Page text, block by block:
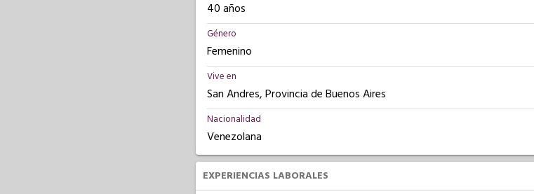
40 años
Género
Femenino
Vive en
San Andres, Provincia de Buenos Aires
Nacionalidad
Venezolana
EXPERIENCIAS LABORALES